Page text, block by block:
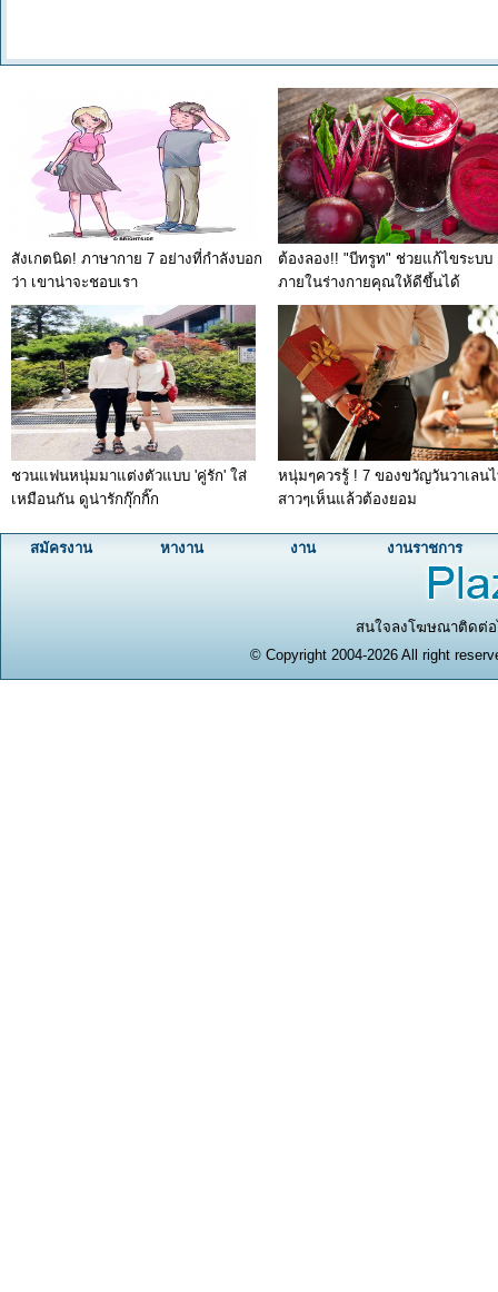
สังเกตนิด! ภาษากาย 7 อย่างที่กำลังบอก
ว่า เขาน่าจะชอบเรา
ต้องลอง!! "บีทรูท" ช่วยแก้ไขระบบ
ภายในร่างกายคุณให้ดีขึ้นได้
ชวนแฟนหนุ่มมาแต่งตัวแบบ 'คู่รัก' ใส่
เหมือนกัน ดูน่ารักกุ๊กกิ๊ก
หนุ่มๆควรรู้ ! 7 ของขวัญวันวาเลน
สาวๆเห็นแล้วต้องยอม
สมัครงาน หางาน งาน งานราชการ
สนใจลงโฆษณาติดต่อ
© Copyright 2004-2026 All right